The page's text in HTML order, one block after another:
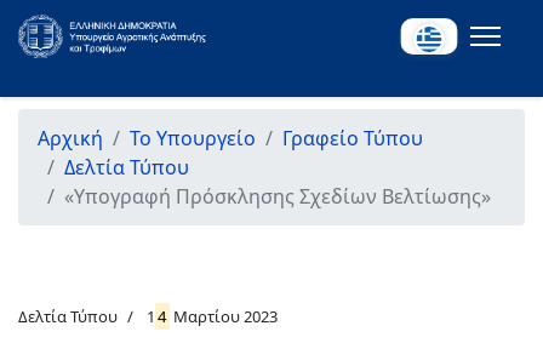
Αρχική Το Υπουργείο
Γραφείο Τύπου
Δελτία Τύπου
«Υπογραφή Πρόσκλησης Σχεδίων Βελτίωσης»
Δελτία Τύπου 1 4 Μαρτίου 2023